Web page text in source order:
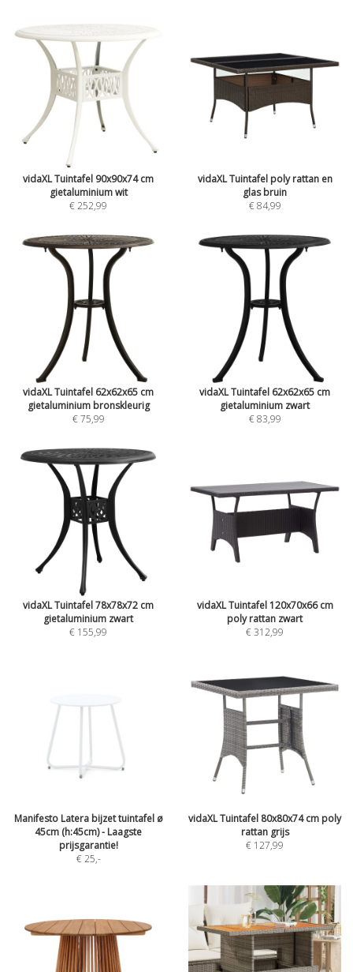
vidaXL Tuintafel 90x90x74 cm
gietaluminium wit
€ 252,99
vidaXL Tuintafel poly rattan en
glas bruin
€ 84,99
vidaXL Tuintafel 62x62x65 cm
gietaluminium bronskleurig
€ 75,99
vidaXL Tuintafel 62x62x65 cm
gietaluminium zwart
€ 83,99
vidaXL Tuintafel 78x78x72 cm
gietaluminium zwart
€ 155,99
vidaXL Tuintafel 120x70x66 cm
poly rattan zwart
€ 312,99
Manifesto Latera bijzet tuintafel ø
45cm (h:45cm) - Laagste
prijsgarantie!
€ 25,-
vidaXL Tuintafel 80x80x74 cm poly
rattan grijs
€ 127,99